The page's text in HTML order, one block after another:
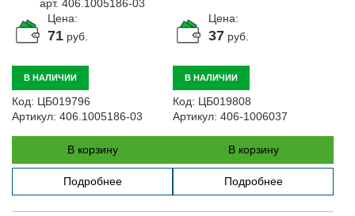
Цена:
71 руб.
В НАЛИЧИИ
Код: ЦБ019796
Артикул: 406.1005186-03
В корзину
Подробнее
Цена:
37 руб.
В НАЛИЧИИ
Код: ЦБ019808
Артикул: 406-1006037
В корзину
Подробнее